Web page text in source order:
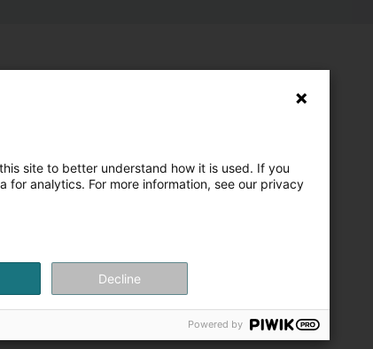
site to better understand how it is used. If you
for analytics. For more information, see our privacy
Decline
Powered by